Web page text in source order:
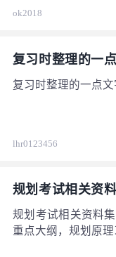
ok2018
复习时整理的一
复习时整理的一点
lhr0123456
规划考试相关资
规划考试相关资料
重点大纲，规划原理